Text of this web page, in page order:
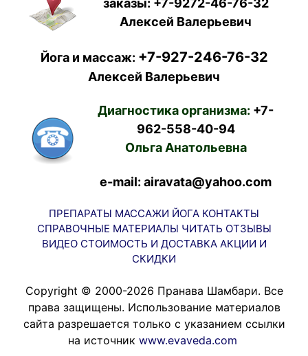
заказы: +7-9272-46-76-32
Алексей Валерьевич
Йога и массаж: +7-927-246-76-32
Алексей Валерьевич
Диагностика организма: +7-
962-558-40-94
Ольга Анатольевна
e-mail: airavata@yahoo.com
ПРЕПАРАТЫ МАССАЖИ ЙОГА КОНТАКТЫ
СПРАВОЧНЫЕ МАТЕРИАЛЫ ЧИТАТЬ ОТЗЫВЫ
ВИДЕО СТОИМОСТЬ И ДОСТАВКА АКЦИИ И
СКИДКИ
Copyright © 2000-2026 Пранава Шамбари. Все
права защищены. Использование материалов
сайта разрешается только с указанием ссылки
на источник www.evaveda.com